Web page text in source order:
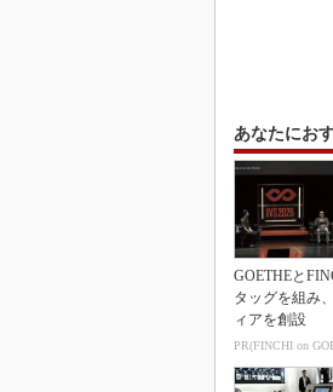
あなたにお
GOETHEと
タッグを組み
ィアを創設
PR(FINCHI on